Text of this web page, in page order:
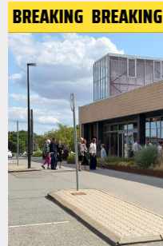
BREAKING BREAKING